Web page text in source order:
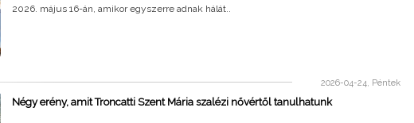
2026. május 16-án, amikor egyszerre adnak hálát..
2026-04-24, Péntek
Négy erény, amit Troncatti Szent Mária szalézi nővértől tanulhatunk